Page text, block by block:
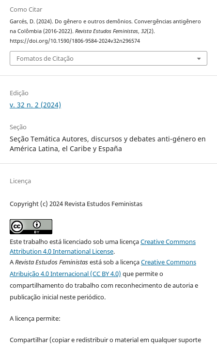
Como Citar
Garcés, D. (2024). Do gênero e outros demônios. Convergências antigênero
na Colômbia (2016-2022). Revista Estudos Feministas, 32(2).
https://doi.org/10.1590/1806-9584-2024v32n296574
Fomatos de Citação
Edição
v. 32 n. 2 (2024)
Seção
Seção Temática Autores, discursos y debates anti-género en
América Latina, el Caribe y España
Licença
Copyright (c) 2024 Revista Estudos Feministas
Este trabalho está licenciado sob uma licençaCreative Commons
Attribution 4.0 International License.
ARevista Estudos Feministasestá sob a licençaCreative Commons
Atribuição 4.0 Internacional (CC BY 4.0) que permite o
compartilhamento do trabalho com reconhecimento de autoria e
publicação inicial neste periódico.
A licença permite:
Compartilhar (copiar e redistribuir o material em qualquer suporte